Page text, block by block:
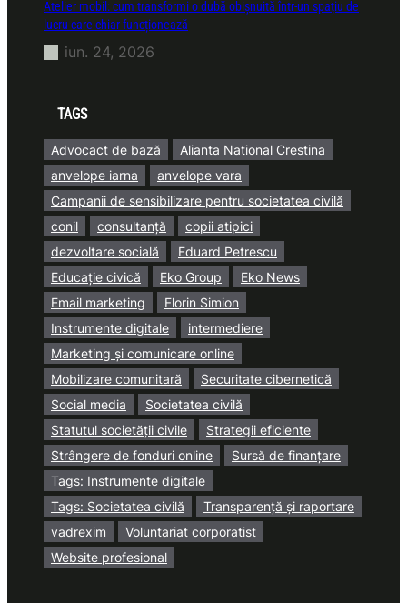
Atelier mobil: cum transformi o dubă obișnuită într-un spațiu de
lucru care chiar funcționează
iun. 24, 2026
TAGS
Advocact de bază
Alianta National Crestina
anvelope iarna
anvelope vara
Campanii de sensibilizare pentru societatea civilă
conil
consultanță
copii atipici
dezvoltare socială
Eduard Petrescu
Educație civică
Eko Group
Eko News
Email marketing
Florin Simion
Instrumente digitale
intermediere
Marketing și comunicare online
Mobilizare comunitară
Securitate cibernetică
Social media
Societatea civilă
Statutul societății civile
Strategii eficiente
Strângere de fonduri online
Sursă de finanțare
Tags: Instrumente digitale
Tags: Societatea civilă
Transparență și raportare
vadrexim
Voluntariat corporatist
Website profesional